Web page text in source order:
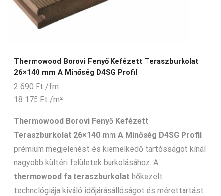
Thermowood Borovi Fenyő Kefézett Teraszburkolat
26×140 mm A Minőség D4SG Profil
2 690 Ft /fm
18 175 Ft /m²
Thermowood Borovi Fenyő Kefézett
Teraszburkolat 26×140 mm A Minőség D4SG Profil
prémium megjelenést és kiemelkedő tartósságot kínál
nagyobb kültéri felületek burkolásához. A
thermowood fa teraszburkolat hőkezelt
technológiája kiváló időjárásállóságot és mérettartást